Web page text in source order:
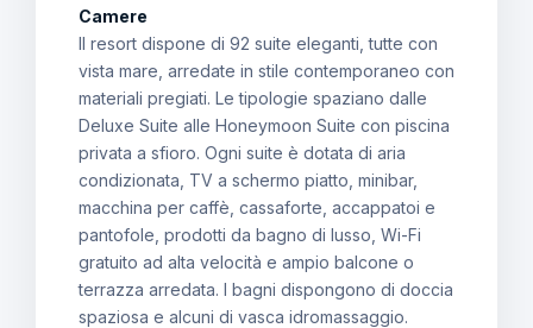
Camere
Il resort dispone di 92 suite eleganti, tutte con
vista mare, arredate in stile contemporaneo con
materiali pregiati. Le tipologie spaziano dalle
Deluxe Suite alle Honeymoon Suite con piscina
privata a sfioro. Ogni suite è dotata di aria
condizionata, TV a schermo piatto, minibar,
macchina per caffè, cassaforte, accappatoi e
pantofole, prodotti da bagno di lusso, Wi-Fi
gratuito ad alta velocità e ampio balcone o
terrazza arredata. I bagni dispongono di doccia
spaziosa e alcuni di vasca idromassaggio.